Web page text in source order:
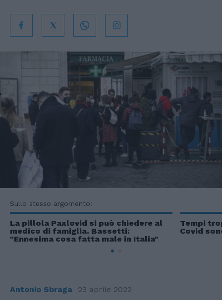
Sullo stesso argomento:
La pillola Paxlovid si può chiedere al
medico di famiglia. Bassetti:
"Ennesima cosa fatta male in Italia"
Tempi
Covid
Antonio Sbraga 23 aprile 2022